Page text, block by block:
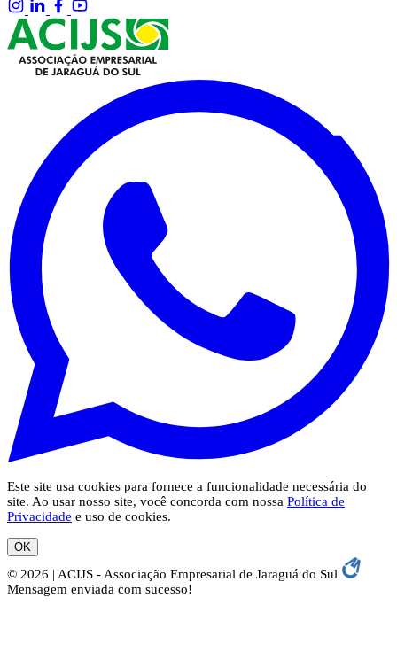
Este site usa cookies para fornece a funcionalidade necessária do
site. Ao usar nosso site, você concorda com nossa Política de
Privacidade e uso de cookies.
OK
© 2026 | ACIJS - Associação Empresarial de Jaraguá do Sul
Mensagem enviada com sucesso!